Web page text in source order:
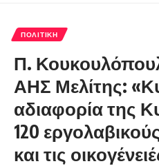
ΠΟΛΙΤΙΚΉ
Π.
ΑΗΣ Μελίτης:
αδιαφορία της
120
και τις